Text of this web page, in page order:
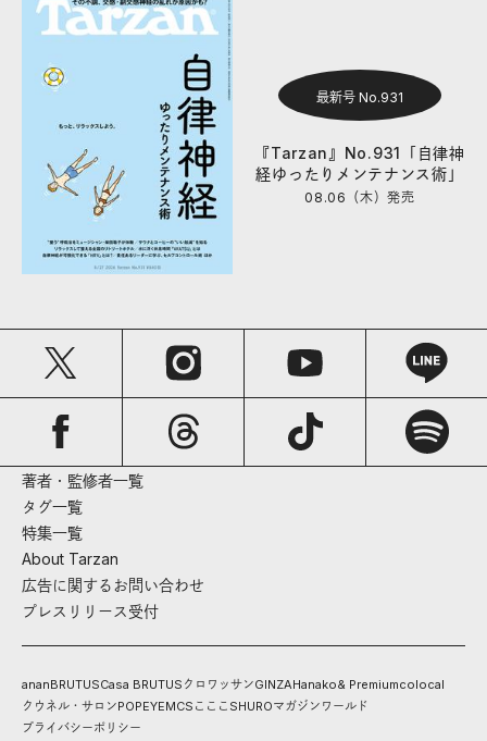
最新号 No.931
『Tarzan』No.931「自律神
経ゆったりメンテナンス術」
08.06（木）発売
著者・監修者一覧
タグ一覧
特集一覧
About Tarzan
広告に関するお問い合わせ
プレスリリース受付
ananBRUTUSCasa BRUTUS クロワッサンGINZAHanako& Premiumcolocal
クウネル・サロンPOPEYEMCS こここ SHUROマガジンワールド
プライバシーポリシー